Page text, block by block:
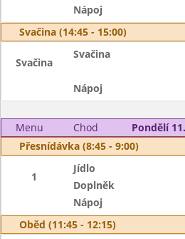
Nápoj
Svačina (14:45 - 15:00)
Svačina
Svačina
Nápoj
Menu Chod
Pondělí
Přesnídávka (8:45 - 9:00)
1
Jídlo
Doplněk
Nápoj
Oběd (11:45 - 12:15)